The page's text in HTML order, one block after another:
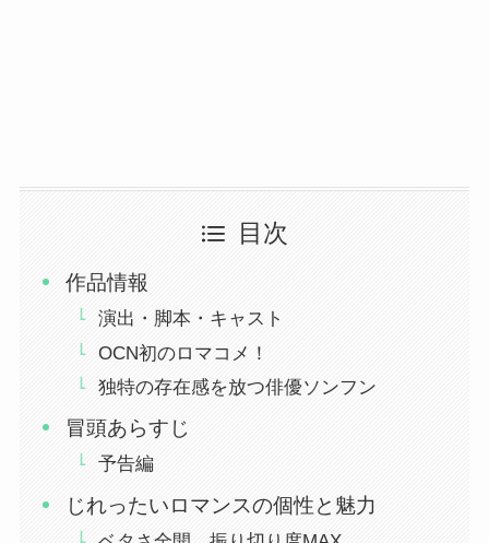
目次
作品情報
演出・脚本・キャスト
OCN初のロマコメ！
独特の存在感を放つ俳優ソンフン
冒頭あらすじ
予告編
じれったいロマンスの個性と魅力